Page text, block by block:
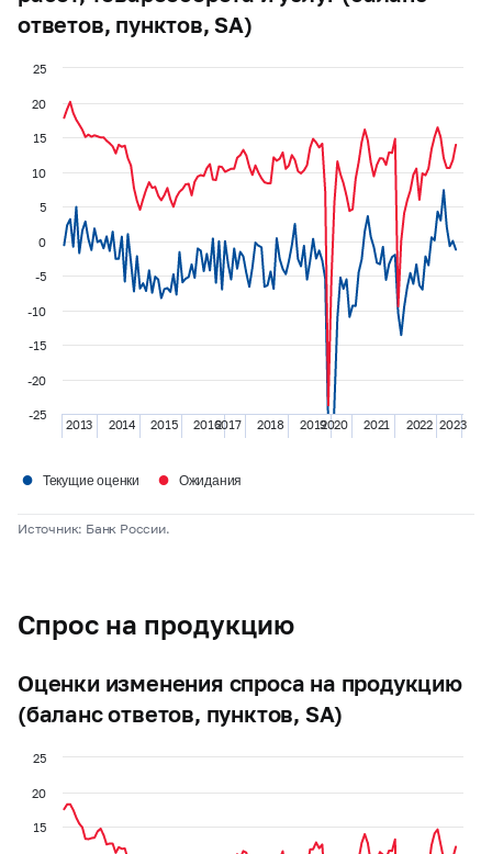
ответов, пунктов, SA)
2013 2014 2015 20162017 2018 20192020 2021 2022 2023
-25
-20
-15
-10
-5
0
5
10
15
20
25
● Текущие оценки ● Ожидания
Источник: Банк России.
Спрос на продукцию
Оценки изменения спроса на продукцию
(баланс ответов, пунктов, SA)
15
20
25